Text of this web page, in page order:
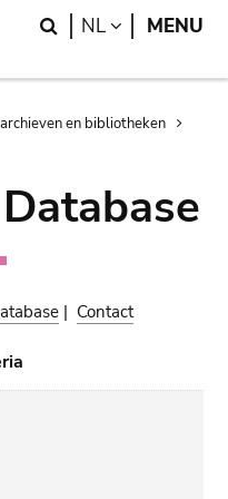
Search
NL LANGUAGE
MENU
en bibliotheken
| Contact